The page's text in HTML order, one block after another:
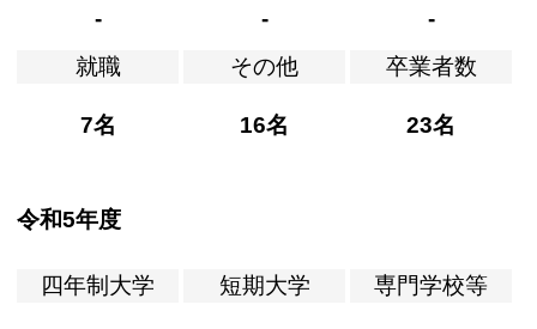
- -
-
就職
7名
その他
16名
卒業者数
23名
令和5年度
四年制大学 短期大学 専門学校等